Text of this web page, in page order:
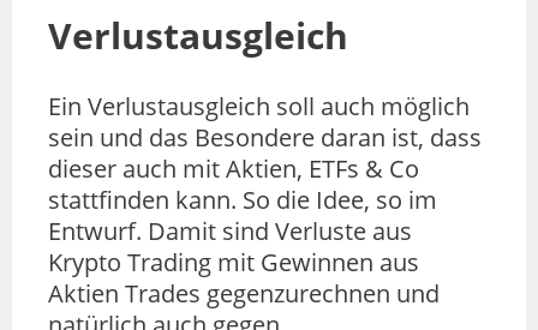
Verlustausgleich
Ein Verlustausgleich soll auch möglich
sein und das Besondere daran ist, dass
dieser auch mit Aktien, ETFs & Co
stattfinden kann. So die Idee, so im
Entwurf. Damit sind Verluste aus
Krypto Trading mit Gewinnen aus
Aktien Trades gegenzurechnen und